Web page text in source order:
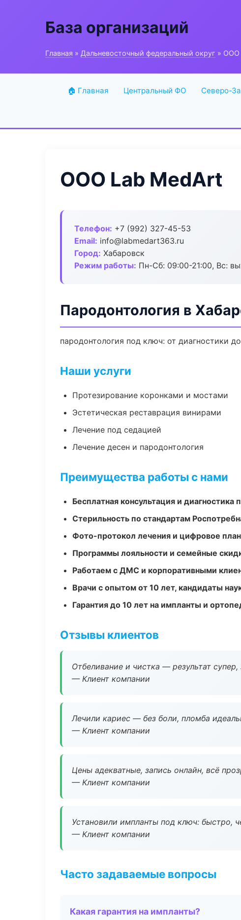
База организаций
Главная » Дальневосточный федеральный округ » ООО
🏠 Главная Центральный ФО Северо-
ООО Lab MedArt
Телефон: +7 (992) 327-45-53
Email: info@labmedart363.ru
Город: Хабаровск
Режим работы: Пн-Сб: 09:00-21:00, Вс:
Пародонтология в
пародонтология под ключ: от диагностики
Наши услуги
Протезирование коронками и мостами
Эстетическая реставрация винирами
Лечение под седацией
Лечение десен и пародонтология
Преимущества работы с нами
Бесплатная консультация и диагностика
Стерильность по стандартам
Фото-протокол лечения и цифровое
Программы лояльности и семейные
Работаем с ДМС и корпоративными
Врачи с опытом от 10 лет, кандидаты
Гарантия до 10 лет на импланты и
Отзывы клиентов
Отбеливание и чистка — результат
— Клиент компании
Лечили кариес — без боли, пломба
— Клиент компании
Цены адекватные, запись онлайн, всё
— Клиент компании
Установили импланты под ключ: быстро,
— Клиент компании
Часто задаваемые вопросы
Какая гарантия на импланты?